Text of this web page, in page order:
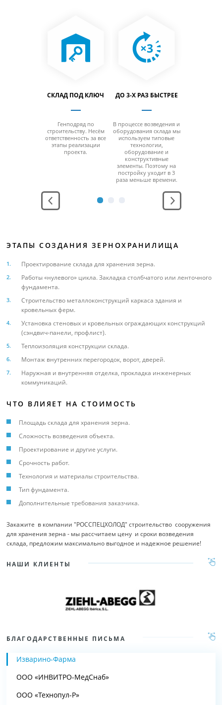
СКЛАД ПОД КЛЮЧ
Генподряд по
строительству. Несём
ответственность за все
этапы реализации
проекта.
ДО 3-Х РАЗ БЫСТРЕЕ
В процессе возведения и
оборудования склада мы
используем типовые
технологии,
оборудование и
конструктивные
элементы. Поэтому на
постройку уходит в 3
раза меньше времени.
ЭТАПЫ СОЗДАНИЯ ЗЕРНОХРАНИЛИЩА
Проектирование склада для хранения зерна.
Работы «нулевого» цикла. Закладка столбчатого или ленточного
фундамента.
Строительство металлоконструкций каркаса здания и
кровельных ферм.
Установка стеновых и кровельных ограждающих конструкций
(сэндвич-панели, профлист).
Теплоизоляция конструкции склада.
Монтаж внутренних перегородок, ворот, дверей.
Наружная и внутренняя отделка, прокладка инженерных
коммуникаций.
ЧТО ВЛИЯЕТ НА СТОИМОСТЬ
Площадь склада для хранения зерна.
Сложность возведения объекта.
Проектирование и другие услуги.
Срочность работ.
Технология и материалы строительства.
Тип фундамента.
Дополнительные требования заказчика.
Закажите в компании "РОССПЕЦХОЛОД" строительство сооружения
для хранения зерна - мы рассчитаем цену и сроки возведения
склада, предложим максимально выгодное и надежное решение!
НАШИ КЛИЕНТЫ
БЛАГОДАРСТВЕННЫЕ ПИСЬМА
Изварино-Фарма
ООО «ИНВИТРО-МедСнаб»
ООО «Технопул-Р»